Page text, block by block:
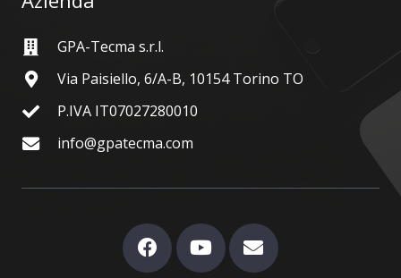
GPA-Tecma s.r.l.
Via Paisiello, 6/A-B, 10154 Torino TO
P.IVA IT07027280010
info@gpatecma.com